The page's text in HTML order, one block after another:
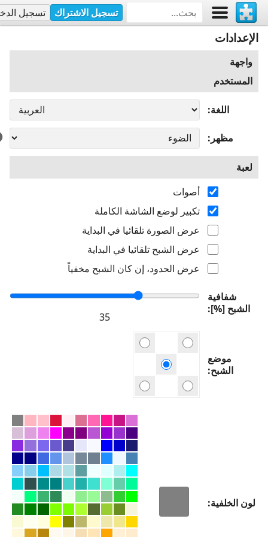
تسجيل الاشتراك تسجيل
الإعدادات
واجهة
المستخدم
اللغة
مظهر
لعبة
أصوات
تكبير لوضع الشاشة الكاملة
عرض الصورة تلقائيا في البداية
عرض الشبح تلقائيا في البداية
عرض الحدود، إن كان الشبح مخفياً
شفافية
الشبح [%]
موضع
الشبح
لون الخلفية